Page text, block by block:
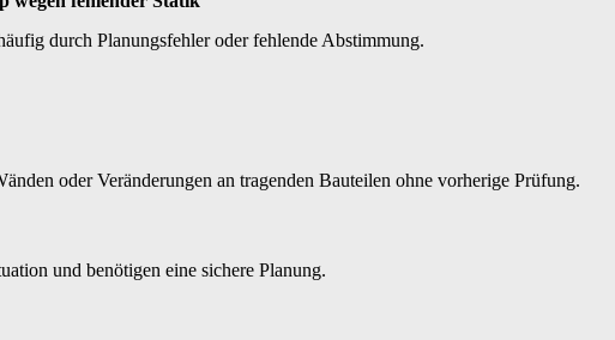
durch Planungsfehler oder fehlende Abstimmung.
oder Veränderungen an tragenden Bauteilen ohne vorherige Prüfung.
und benötigen eine sichere Planung.